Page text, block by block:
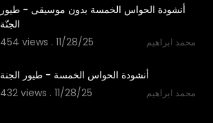
أنشودة الحواس الخمسة بدون موسيقى - طيور
الجنّة
454 views . 11/28/25
محمد ابراهيم
أنشودة الحواس الخمسة - طيور الجنة
432 views . 11/28/25
محمد ابراهيم